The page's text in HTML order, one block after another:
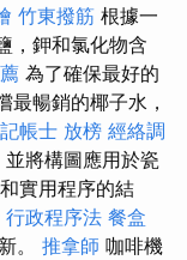
竹東撥筋 根據一
，鉀和氯化物含
為了確保最好的
最暢銷的椰子水，
記帳士 放榜 經絡調
將構圖應用於瓷
實用程序的結
行政程序法 餐盒
。 推拿師 咖啡機